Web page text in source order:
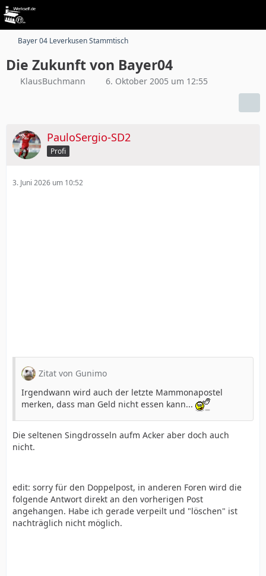
Bayer 04 Leverkusen Stammtisch
Die Zukunft von Bayer04
KlausBuchmann 6. Oktober 2005 um 12:55
PauloSergio-SD2
Profi
3. Juni 2026 um 10:52
Zitat von Gunimo
Irgendwann wird auch der letzte Mammonapostel
merken, dass man Geld nicht essen kann...
Die seltenen Singdrosseln aufm Acker aber doch auch
nicht.
edit: sorry für den Doppelpost, in anderen Foren wird die
folgende Antwort direkt an den vorherigen Post
angehangen. Habe ich gerade verpeilt und "löschen" ist
nachträglich nicht möglich.